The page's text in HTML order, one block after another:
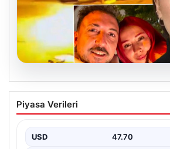
07.08.2026
Şişli’de Nilda Müge Şahin
İlgili Yeni Gelişmeler ve
kadının hayatını kaybetmesine neden
cinayet…
Piyasa Verileri
USD 47.70